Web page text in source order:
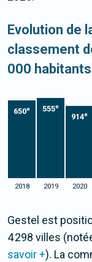
Evolution de
classement
000
650e 555e
914e
2018 2019 2020
Gestel est
4 298 villes
savoir +). La